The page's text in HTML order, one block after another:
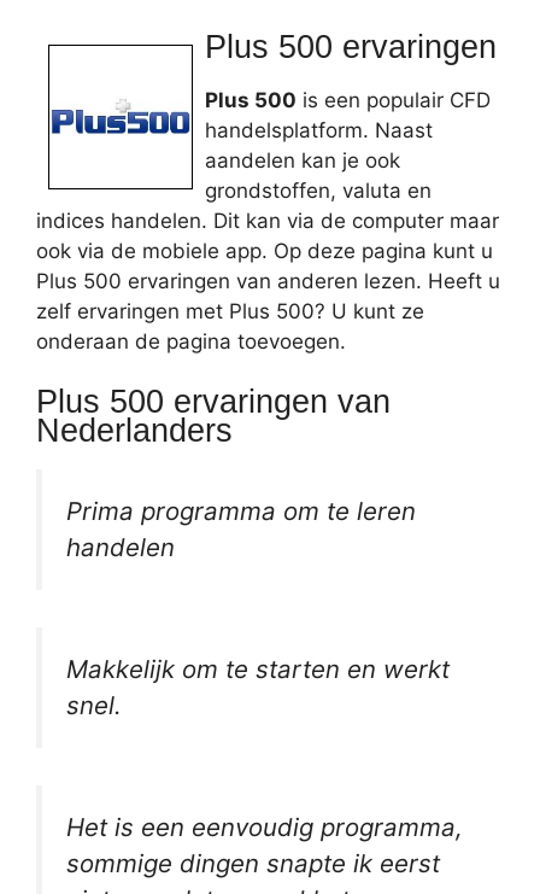
Plus 500 ervaringen
Plus 500 is een populair CFD
handelsplatform. Naast
aandelen kan je ook
grondstoffen, valuta en
indices handelen. Dit kan via de computer maar
ook via de mobiele app. Op deze pagina kunt u
Plus 500 ervaringen van anderen lezen. Heeft u
zelf ervaringen met Plus 500? U kunt ze
onderaan de pagina toevoegen.
Plus 500 ervaringen van
Nederlanders
Prima programma om te leren
handelen
Makkelijk om te starten en werkt
snel.
Het is een eenvoudig programma,
sommige dingen snapte ik eerst